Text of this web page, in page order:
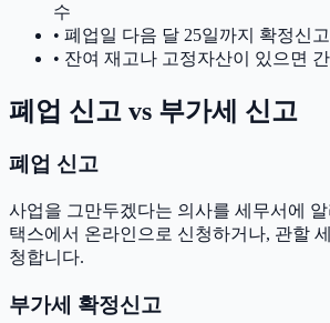
수
• 폐업일 다음 달 25일까지 확정신
• 잔여 재고나 고정자산이 있으면
폐업 신고 vs 부가세 신고
폐업 신고
사업을 그만두겠다는 의사를 세무서에
택스에서 온라인으로 신청하거나, 관할
청합니다.
부가세 확정신고